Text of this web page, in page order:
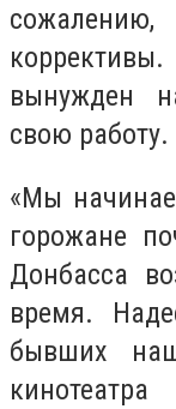
вынужден
свою работу.
«Мы
горожане
Донбасса
время.
бывших